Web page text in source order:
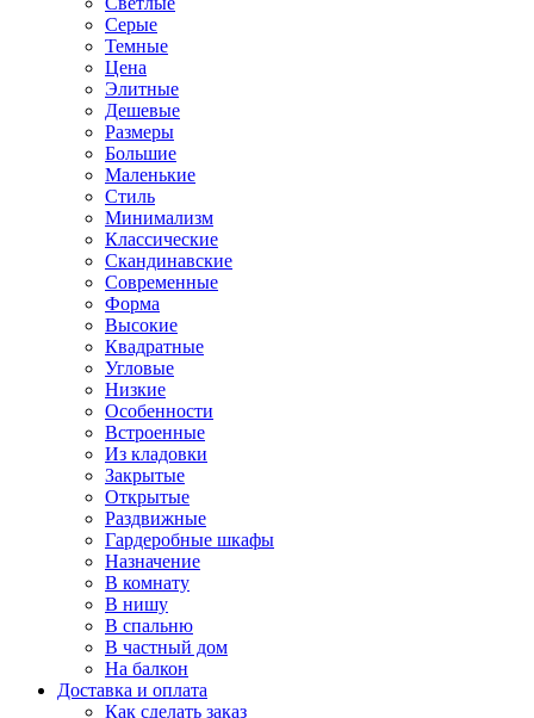
Серые
Темные
Цена
Элитные
Дешевые
Размеры
Большие
Маленькие
Стиль
Минимализм
Классические
Скандинавские
Современные
Форма
Высокие
Квадратные
Угловые
Низкие
Особенности
Встроенные
Из кладовки
Закрытые
Открытые
Раздвижные
Гардеробные шкафы
Назначение
В комнату
В нишу
В спальню
В частный дом
На балкон
Доставка и оплата
Как сделать заказ